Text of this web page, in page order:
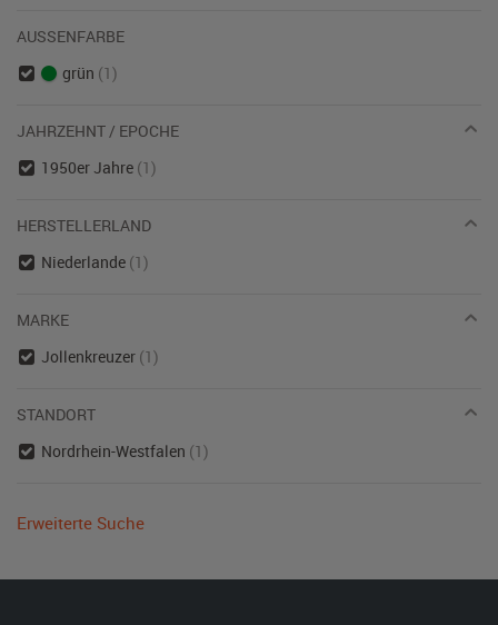
AUSSENFARBE
grün (1)
JAHRZEHNT / EPOCHE
1950er Jahre (1)
HERSTELLERLAND
Niederlande (1)
MARKE
Jollenkreuzer (1)
STANDORT
Nordrhein-Westfalen (1)
Erweiterte Suche